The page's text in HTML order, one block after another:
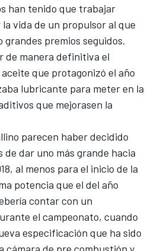
han tenido que trabajar
vida de un propulsor al que
premios seguidos.
de manera definitiva el
que protagonizó el año
lubricante para meter en la
que mejorasen la
parecen haber decidido
dar uno más grande hacia
al menos para el inicio de la
potencia que el del año
contar con un
el campeonato, cuando
especificación que ha sido